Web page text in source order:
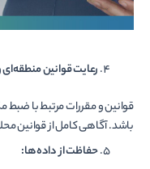
رعایت قوانین
قوانین و مقررات مرتبط با
باشد. آگاهی کامل از قوانین
حفاظت از داده‌ها: